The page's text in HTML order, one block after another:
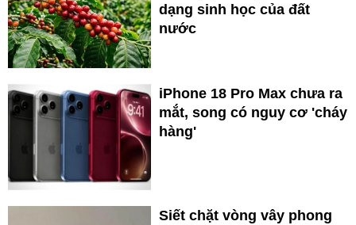
dạng sinh học của đất
nước
iPhone 18 Pro Max chưa ra
mắt, song có nguy cơ 'cháy
hàng'
Siết chặt vòng vây phong